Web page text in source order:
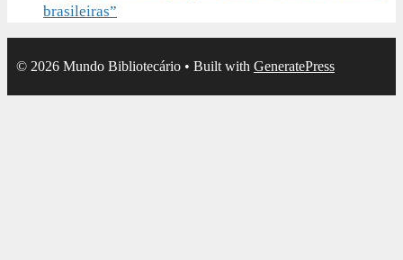
brasileiras”
© 2026 Mundo Bibliotecário • Built with GeneratePress